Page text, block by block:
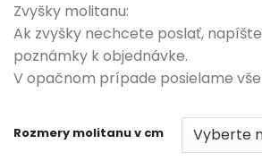
Zvyšky molitanu:
Ak zvyšky nechcete poslať,
poznámky k objednávke.
V opačnom prípade posielame
Rozmery molitanu v cm